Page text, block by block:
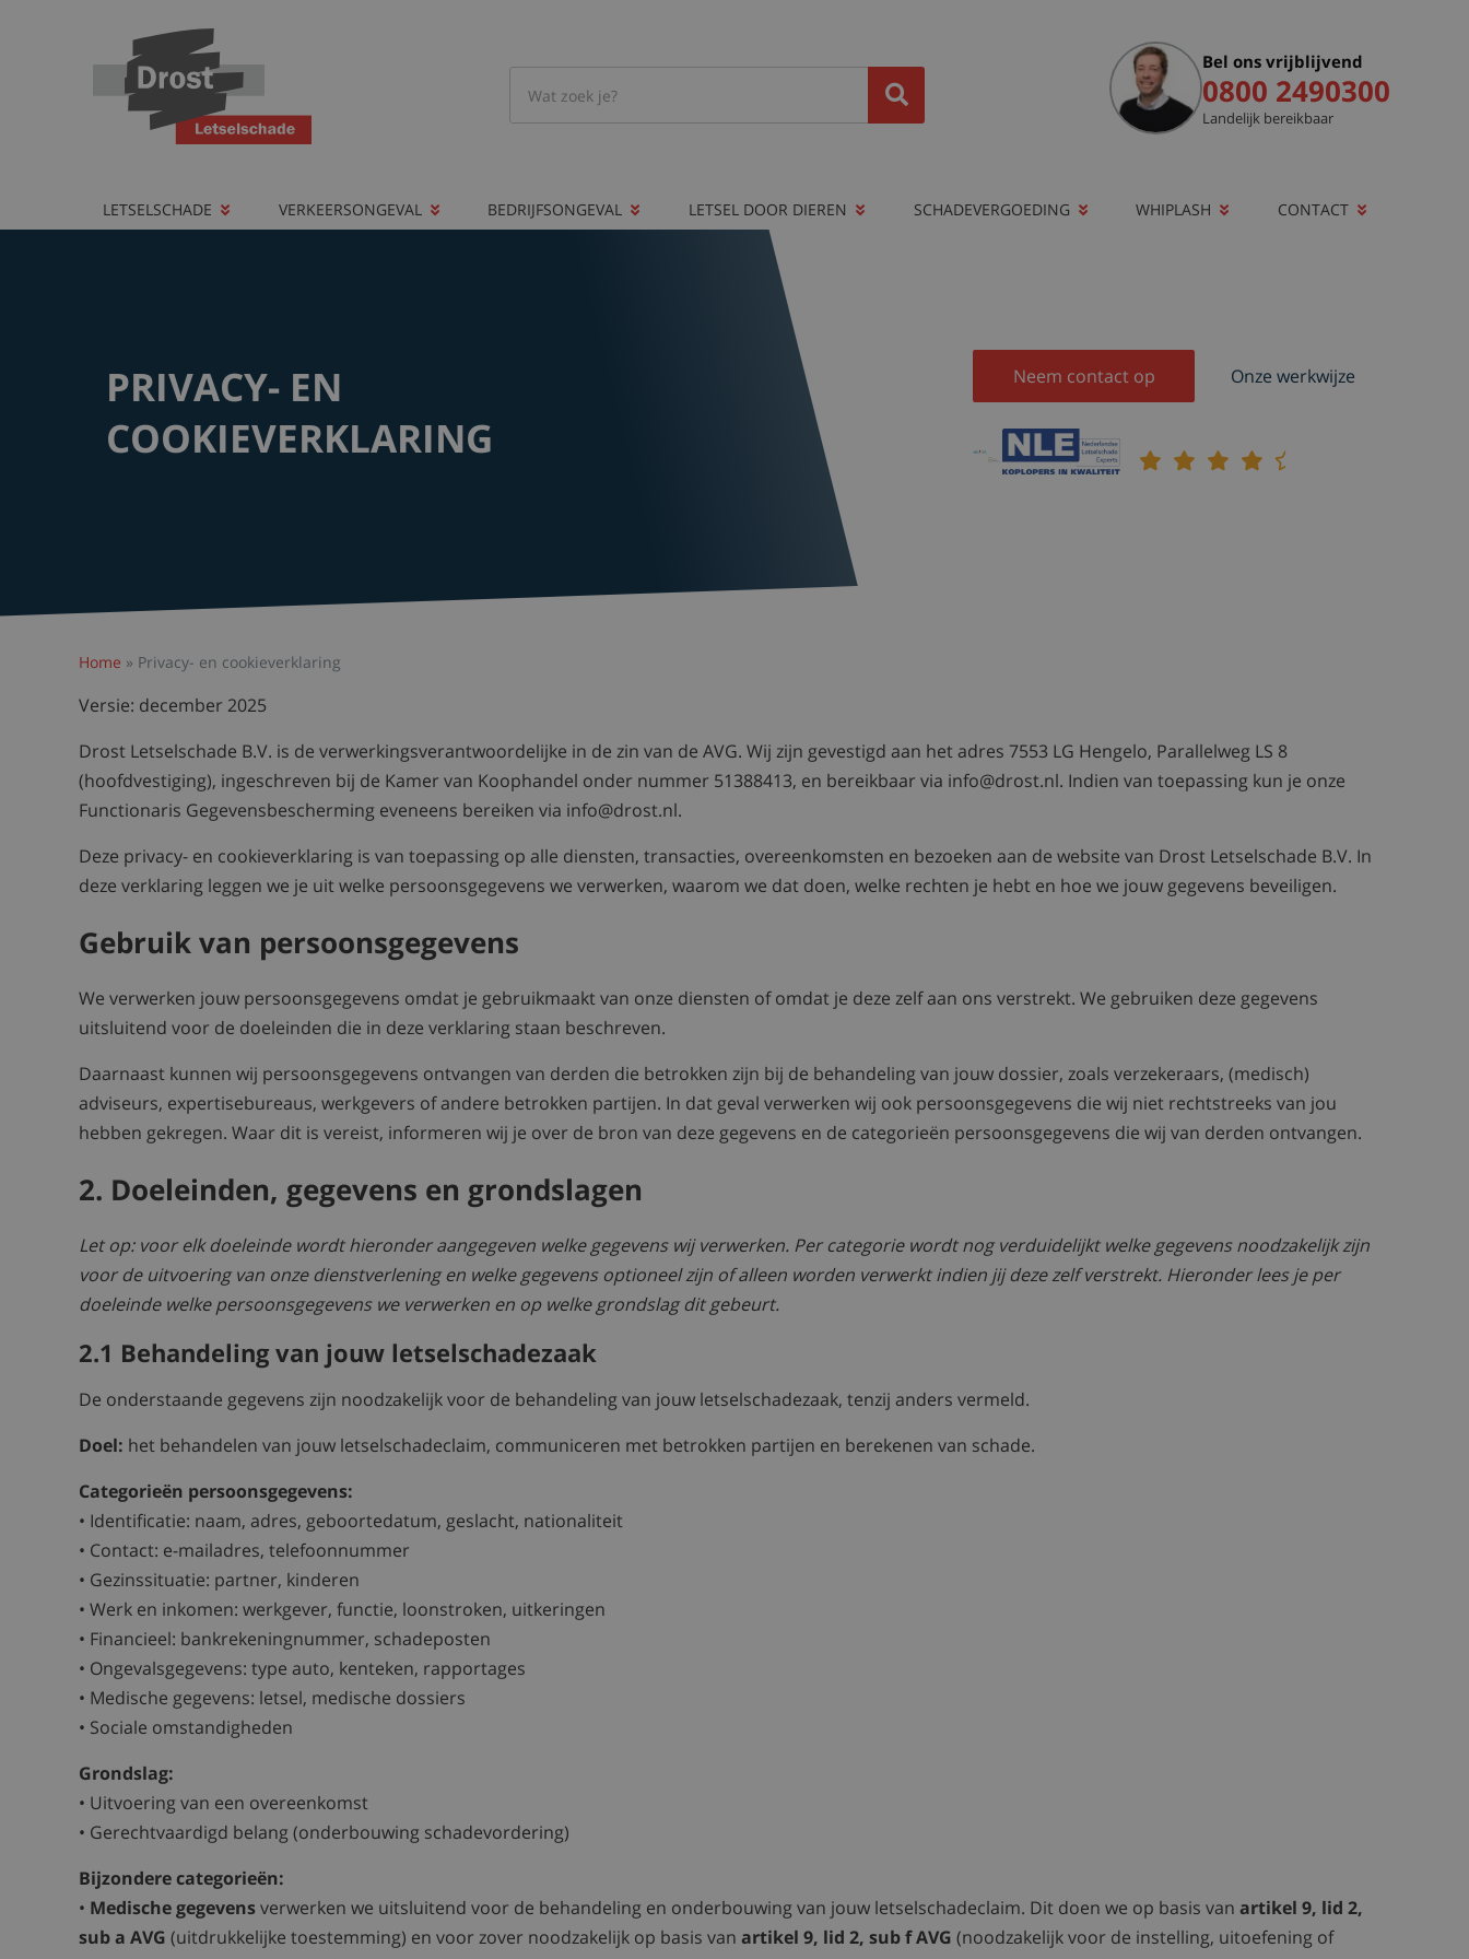
Bel ons vrijblijvend
0800 2490300
Landelijk bereikbaar
LETSELSCHADE VERKEERSONGEVAL BEDRIJFSONGEVAL LETSEL DOOR DIEREN SCHADEVERGOEDING WHIPLASH CONTACT
Neem contact op Onze werkwijze
PRIVACY- EN
COOKIEVERKLARING
Home » Privacy- en cookieverklaring
Versie: december 2025
Drost Letselschade B.V. is de verwerkingsverantwoordelijke in de zin van de AVG. Wij zijn gevestigd aan het adres 7553 LG Hengelo, Parallelweg LS 8
(hoofdvestiging), ingeschreven bij de Kamer van Koophandel onder nummer 51388413, en bereikbaar via info@drost.nl. Indien van toepassing kun je onze
Functionaris Gegevensbescherming eveneens bereiken via info@drost.nl.
Deze privacy- en cookieverklaring is van toepassing op alle diensten, transacties, overeenkomsten en bezoeken aan de website van Drost Letselschade B.V. In
deze verklaring leggen we je uit welke persoonsgegevens we verwerken, waarom we dat doen, welke rechten je hebt en hoe we jouw gegevens beveiligen.
Gebruik van persoonsgegevens
We verwerken jouw persoonsgegevens omdat je gebruikmaakt van onze diensten of omdat je deze zelf aan ons verstrekt. We gebruiken deze gegevens
uitsluitend voor de doeleinden die in deze verklaring staan beschreven.
Daarnaast kunnen wij persoonsgegevens ontvangen van derden die betrokken zijn bij de behandeling van jouw dossier, zoals verzekeraars, (medisch)
adviseurs, expertisebureaus, werkgevers of andere betrokken partijen. In dat geval verwerken wij ook persoonsgegevens die wij niet rechtstreeks van jou
hebben gekregen. Waar dit is vereist, informeren wij je over de bron van deze gegevens en de categorieën persoonsgegevens die wij van derden ontvangen.
2. Doeleinden, gegevens en grondslagen
Let op: voor elk doeleinde wordt hieronder aangegeven welke gegevens wij verwerken. Per categorie wordt nog verduidelijkt welke gegevens noodzakelijk zijn
voor de uitvoering van onze dienstverlening en welke gegevens optioneel zijn of alleen worden verwerkt indien jij deze zelf verstrekt. Hieronder lees je per
doeleinde welke persoonsgegevens we verwerken en op welke grondslag dit gebeurt.
2.1 Behandeling van jouw letselschadezaak
De onderstaande gegevens zijn noodzakelijk voor de behandeling van jouw letselschadezaak, tenzij anders vermeld.
Doel: het behandelen van jouw letselschadeclaim, communiceren met betrokken partijen en berekenen van schade.
Categorieën persoonsgegevens:
• Identificatie: naam, adres, geboortedatum, geslacht, nationaliteit
• Contact: e-mailadres, telefoonnummer
• Gezinssituatie: partner, kinderen
• Werk en inkomen: werkgever, functie, loonstroken, uitkeringen
• Financieel: bankrekeningnummer, schadeposten
• Ongevalsgegevens: type auto, kenteken, rapportages
• Medische gegevens: letsel, medische dossiers
• Sociale omstandigheden
Grondslag:
• Uitvoering van een overeenkomst
• Gerechtvaardigd belang (onderbouwing schadevordering)
Bijzondere categorieën:
• Medische gegevensverwerken we uitsluitend voor de behandeling en onderbouwing van jouw letselschadeclaim. Dit doen we op basis van artikel 9, lid 2,
sub a AVG (uitdrukkelijke toestemming) en voor zover noodzakelijk op basis van artikel 9, lid 2, sub f AVG (noodzakelijk voor de instelling, uitoefening of